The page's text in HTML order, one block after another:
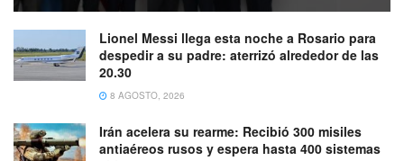
Lionel Messi llega esta noche a Rosario para
despedir a su padre: aterrizó alrededor de las
20.30
8 AGOSTO, 2026
Irán acelera su rearme: Recibió 300 misiles
antiaéreos rusos y espera hasta 400 sistemas